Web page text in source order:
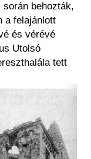
behozták,
a felajánlott
és vérévé
Utolsó
tett